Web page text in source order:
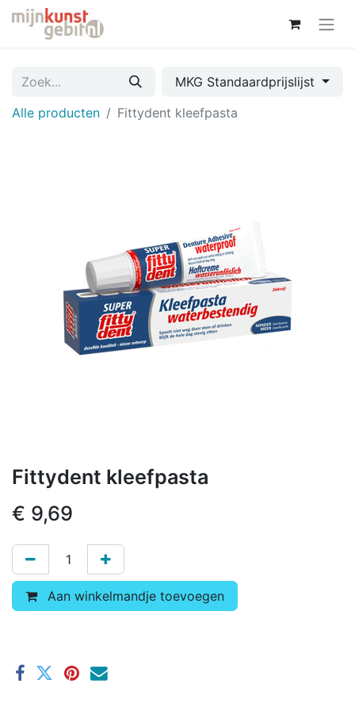
MKG Standaardprijslijst
Alle producten
Fittydent kleefpasta
Fittydent kleefpasta
€ 9,69
Aan winkelmandje toevoegen